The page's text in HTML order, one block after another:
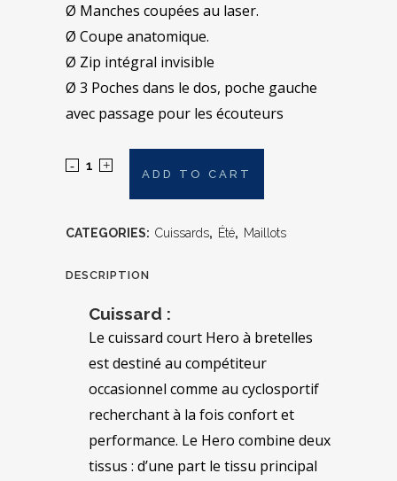
Ø Manches coupées au laser.
Ø Coupe anatomique.
Ø Zip intégral invisible
Ø 3 Poches dans le dos, poche gauche
avec passage pour les écouteurs
ADD TO CART
CATEGORIES: Cuissards, Été, Maillots
DESCRIPTION
Cuissard :
Le cuissard court Hero à bretelles
est destiné au compétiteur
occasionnel comme au cyclosportif
recherchant à la fois confort et
performance. Le Hero combine deux
tissus : d’une part le tissu principal